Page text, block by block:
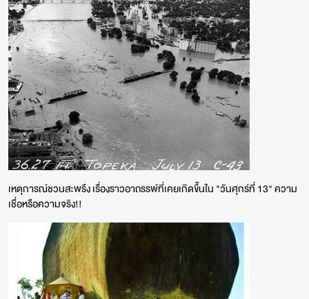
เหตุการณ์ชวนสะพรึง เรื่องราวอาถรรพ์ที่เคยเกิดขึ้นใน "วันศุกร์ที่ 13" ความ
เชื่อหรือความจริง!!